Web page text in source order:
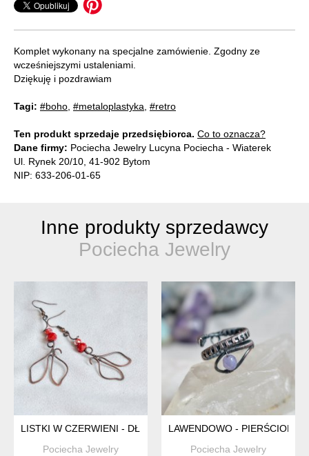
Komplet wykonany na specjalne zamówienie. Zgodny ze
wcześniejszymi ustaleniami.
Dziękuję i pozdrawiam
Tagi: #boho #metaloplastyka #retro
Ten produkt sprzedaje przedsiębiorca. Co to oznacza?
Dane firmy: Pociecha Jewelry Lucyna Pociecha - Wiaterek
Ul. Rynek 20/10, 41-902 Bytom
NIP: 633-206-01-65
Inne produkty sprzedawcy
Pociecha Jewelry
LISTKI W CZERWIENI - DŁUGIE KOLCZYKI Z MIEDZI
Pociecha Jewelry
LAWENDOWO -
Pociecha Jewelry